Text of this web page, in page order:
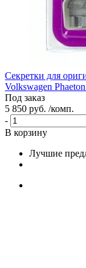
Секретки для
Volkswagen
Под заказ
5 850 руб. /комп.
-
В корзину
Лучшие